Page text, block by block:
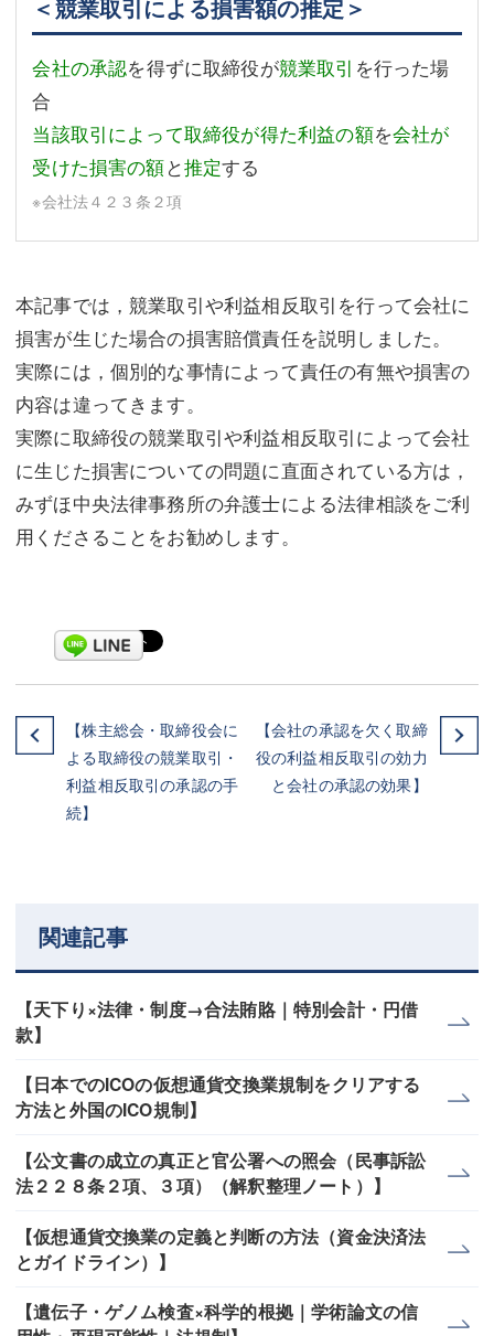
＜競業取引による損害額の推定＞
会社の承認を得ずに取締役が競業取引 を行った場
合
当該取引によって取締役が得た利益の額を会社が
受けた損害の額と推定する
※会社法４２３条２項
本記事では，競業取引や利益相反取引を行って会社に
損害が生じた場合の損害賠償責任を説明しました。
実際には，個別的な事情によって責任の有無や損害の
内容は違ってきます。
実際に取締役の競業取引や利益相反取引によって会社
に生じた損害についての問題に直面されている方は，
みずほ中央法律事務所の弁護士による法律相談をご利
用くださることをお勧めします。
【株主総会・取締役会に
よる取締役の競業取引・
利益相反取引の承認の手
続】
【会社の承認を欠く取締
役の利益相反取引の効力
と会社の承認の効果】
関連記事
【天下り×法律・制度→合法賄賂｜特別会計・円借
款】
【日本でのICOの仮想通貨交換業規制をクリアする
方法と外国のICO規制】
【公文書の成立の真正と官公署への照会（民事訴訟
法２２８条２項、３項）（解釈整理ノート）】
【仮想通貨交換業の定義と判断の方法（資金決済法
とガイドライン）】
【遺伝子・ゲノム検査×科学的根拠｜学術論文の信